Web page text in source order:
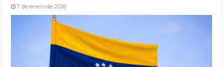
7 de enero de 2026